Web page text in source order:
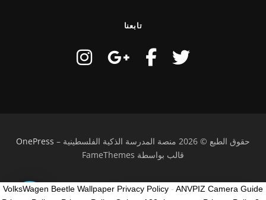
تابعنا
حقوق الطبع © 2026 منصة المدرسة الذكية الفلسطينية –
OnePress
قالب بواسطة FameThemes
VolksWagen Beetle Wallpaper Privacy Policy - ANVPIZ Camera Guide